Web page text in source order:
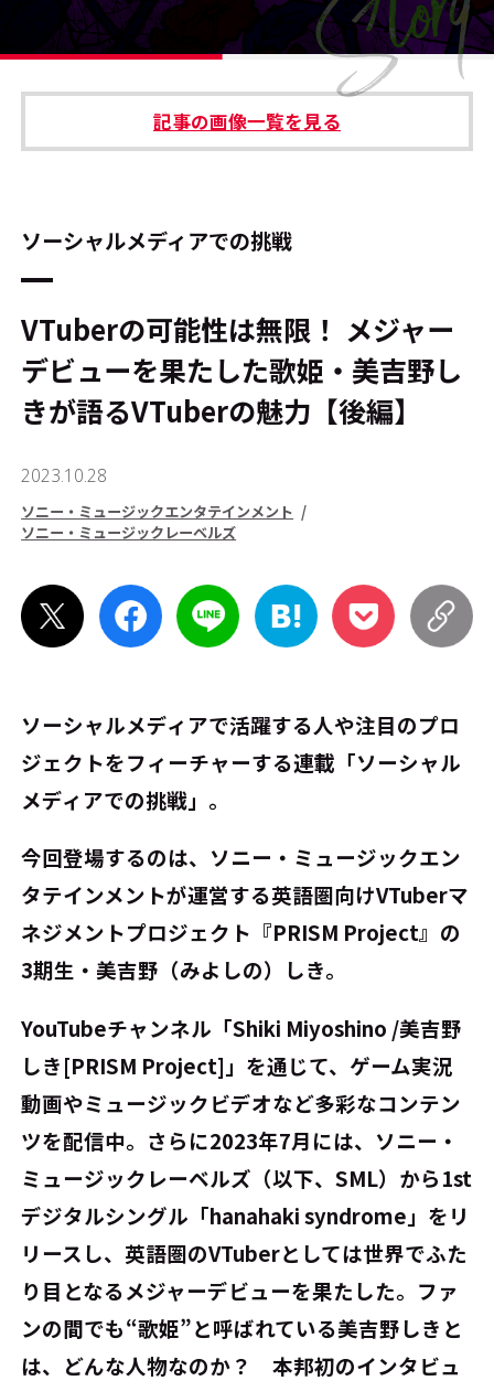
運営会社 プライバシーポリシー
本サイトご利用にあたって Cookie Settings
記事の画像一覧を見る
ソーシャルメディアでの挑戦
VTuberの可能性は無限！ メジャー
デビューを果たした歌姫・美吉野し
きが語るVTuberの魅力【後編】
2023.10.28
ソニー・ミュージックエンタテインメント
ソニー・ミュージックレーベルズ
ソーシャルメディアで活躍する人や注目のプロ
ジェクトをフィーチャーする連載「ソーシャル
メディアでの挑戦」。
今回登場するのは、ソニー・ミュージックエン
タテインメントが運営する英語圏向けVTuberマ
ネジメントプロジェクト『PRISM Project』の
3期生・美吉野（みよしの）しき。
YouTubeチャンネル「Shiki Miyoshino /美吉野
しき[PRISM Project]」を通じて、ゲーム実況
動画やミュージックビデオなど多彩なコンテン
ツを配信中。さらに2023年7月には、ソニー・
ミュージックレーベルズ（以下、SML）から1st
デジタルシングル「hanahaki syndrome」をリ
リースし、英語圏のVTuberとしては世界でふた
り目となるメジャーデビューを果たした。ファ
ンの間でも“歌姫”と呼ばれている美吉野しきと
は、どんな人物なのか？ 本邦初のインタビュ